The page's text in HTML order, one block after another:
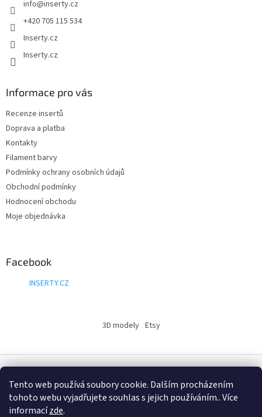
Tento web používá soubory cookie. Dalším procházením
tohoto webu vyjadřujete souhlas s jejich používáním.. Více
informacízde.
info@inserty.cz
+420 705 115 534
Inserty.cz
Inserty.cz
Informace pro vás
Recenze insertů
Doprava a platba
Kontakty
Filament barvy
Podmínky ochrany osobních údajů
Obchodní podmínky
Hodnocení obchodu
Moje objednávka
Facebook
INSERTY.CZ
3D modely Etsy
Vytvořil Shoptet